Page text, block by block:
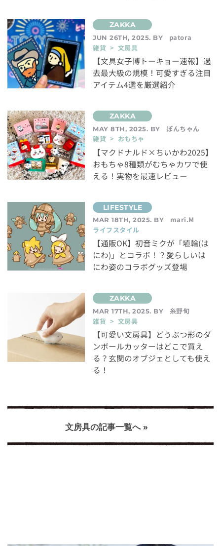
JUN 26TH, 2025. BY
patora
雑貨 > 文房具
【文具女子博トーキョー速報】過
去最大級の規模！可愛すぎる注目
アイテム4選を厳選紹介
MAY 8TH, 2025. BY
ぽんちゃん
雑貨 > おもちゃ
【マクドナルド×ちいかわ2025】
おもちゃ8種類がむちゃカワで使
える！実物を最速レビュー
MAR 18TH, 2025. BY
mari.M
ライフスタイル
【通販OK】初音ミクが「埴輪(は
にわ)」とコラボ！？愛らしいは
にわ姿のコラボグッズ登場
MAR 17TH, 2025. BY
糸野旬
雑貨 > 文房具
【可愛い文房具】どうぶつ形のダ
ンボールカッターはどこで買え
る？玄関のオブジェとしても使え
る！
文房具の記事一覧へ »